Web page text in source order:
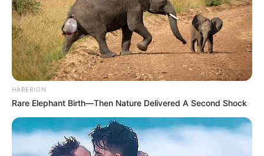
HABERION
Rare Elephant Birth—Then Nature Delivered A Second Shock